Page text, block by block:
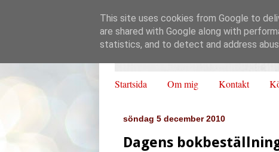
Startsida Om mig Kontakt
söndag 5 december 2010
Dagens
This site uses cookies from Google to
are shared with Google along with
statistics, and to detect and address